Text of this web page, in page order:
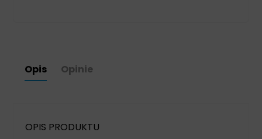
Opis Opinie
OPIS PRODUKTU